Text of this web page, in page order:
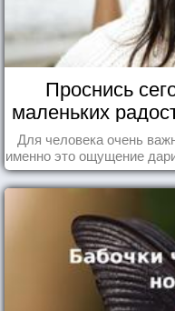
Проснись
маленьких
Для человека очень
именно это ощущение
каждый день